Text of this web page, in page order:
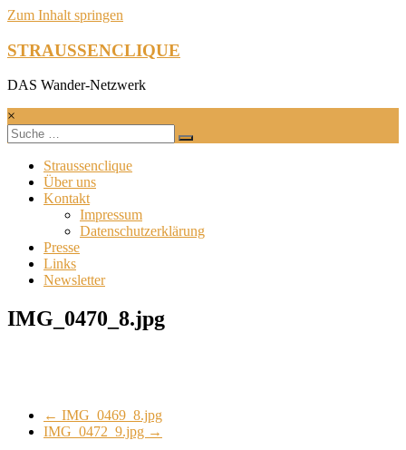
Zum Inhalt springen
STRAUSSENCLIQUE
DAS Wander-Netzwerk
×
Straussenclique
Über uns
Kontakt
Impressum
Datenschutzerklärung
Presse
Links
Newsletter
IMG_0470_8.jpg
← IMG_0469_8.jpg
IMG_0472_9.jpg →